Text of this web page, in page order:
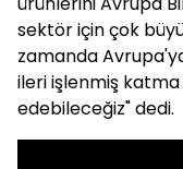
sektör için çok
zamanda
ileri işlenmiş
edebileceğiz" dedi.